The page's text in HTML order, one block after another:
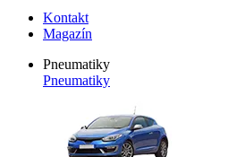
Kontakt
Magazín
Pneumatiky
Pneumatiky